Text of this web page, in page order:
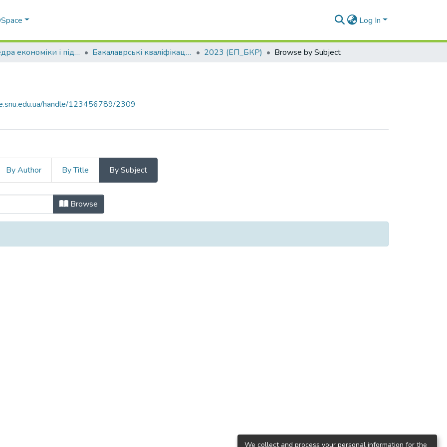
Log In
Кафедра економіки і підприємництва (ЕП) Бакалаврські кваліфікаційні роботи 2023 (ЕП_БКР) Browse by Subject
handle/123456789/2309
By Author By Title By Subject
Subject Browse
We collect and process your personal information for the